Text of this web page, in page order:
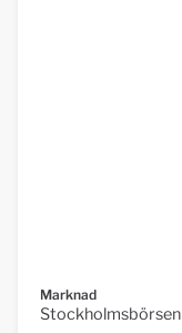
Marknad
Stockholmsbörsen